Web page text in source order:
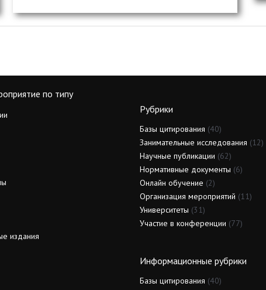
по типу
издания
Рубрики
Базы цитирования (40)
Занимательные исследования (12)
Научные публикации (62)
Нормативные документы (6)
Онлайн обучение (2)
Организация мероприятий (11)
Университеты (31)
Участие в конференции (77)
Информационные рубрики
Базы цитирования (40)